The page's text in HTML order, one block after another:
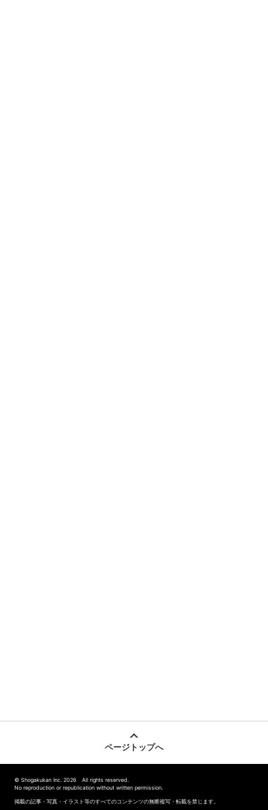
ページトップへ
© Shogakukan Inc. 2026 All rights reserved.
No reproduction or republication without written permission.
掲載の記事・写真・イラスト等のすべてのコンテンツの無断複写・転載を禁じます。